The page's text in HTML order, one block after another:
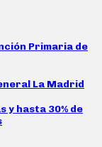
Primaria de
La Madrid
y hasta 30% de